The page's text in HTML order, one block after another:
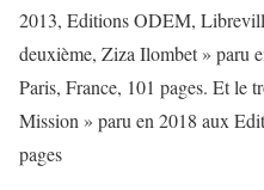
2013, Editions ODEM,
deuxième, Ziza Ilombet » paru
Paris, France, 101 pages. Et le
Mission » paru en 2018 aux
pages